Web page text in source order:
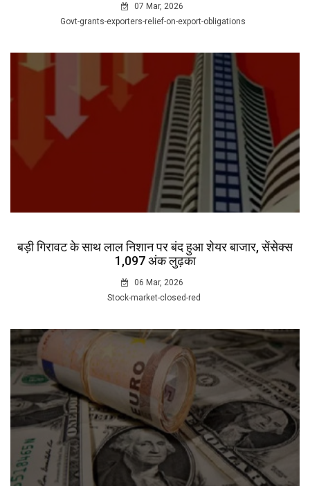
07 Mar, 2026
Govt-grants-exporters-relief-on-export-obligations
बड़ी गिरावट के साथ लाल निशान पर बंद हुआ शेयर बाजार, सेंसेक्स
1,097 अंक लुढ़का
06 Mar, 2026
Stock-market-closed-red